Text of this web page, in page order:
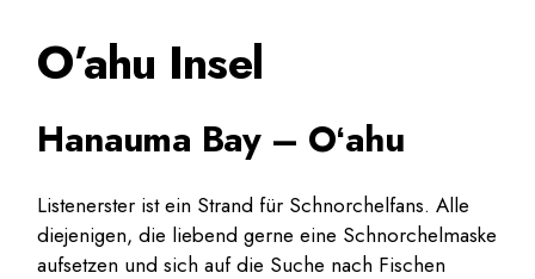
O’ahu Insel
Hanauma Bay – Oʻahu
Listenerster ist ein Strand für Schnorchelfans. Alle
diejenigen, die liebend gerne eine Schnorchelmaske
aufsetzen und sich auf die Suche nach Fischen